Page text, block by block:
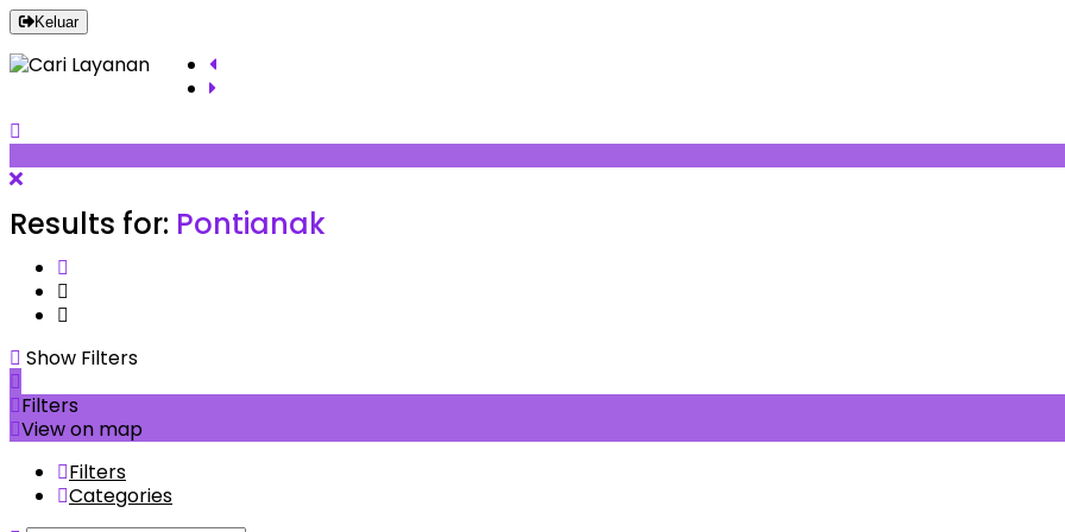
Keluar
Results for: Pontianak
Show Filters
Filters
View on map
Filters
Categories